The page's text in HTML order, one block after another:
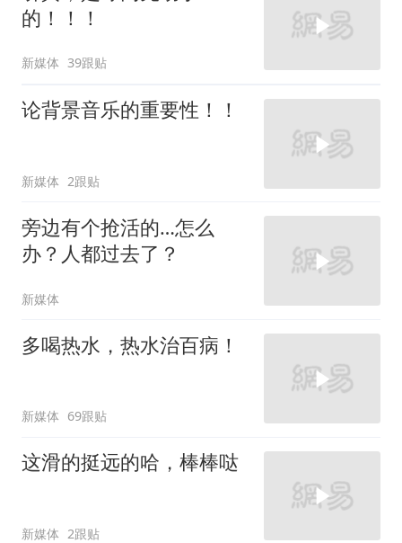
的！！！
新媒体 39跟贴
论背景音乐的重要性！！
新媒体 2跟贴
旁边有个抢活的…怎么
办？人都过去了？
新媒体
多喝热水，热水治百病！
新媒体 69跟贴
这滑的挺远的哈，棒棒哒
新媒体 2跟贴